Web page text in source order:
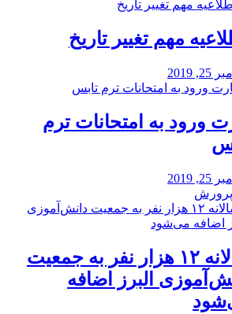
مهم تغییر تاریخ
2019
ورود به امتحانات ترم
2019
️سالانه ۱۲ هزار نفر به جمعیت
البرز اضافه